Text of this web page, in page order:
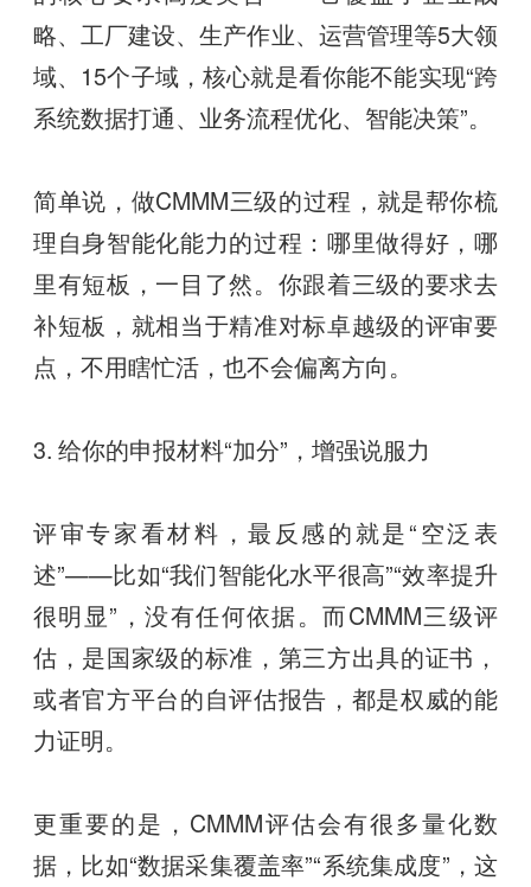
略、工厂建设、生产作业、运营管理等5大领
域、15个子域，核心就是看你能不能实现“跨
系统数据打通、业务流程优化、智能决策”。
简单说，做CMMM三级的过程，就是帮你梳
理自身智能化能力的过程：哪里做得好，哪
里有短板，一目了然。你跟着三级的要求去
补短板，就相当于精准对标卓越级的评审要
点，不用瞎忙活，也不会偏离方向。
3. 给你的申报材料“加分”，增强说服力
评审专家看材料，最反感的就是“空泛表
述”——比如“我们智能化水平很高”“效率提升
很明显”，没有任何依据。而CMMM三级评
估，是国家级的标准，第三方出具的证书，
或者官方平台的自评估报告，都是权威的能
力证明。
更重要的是，CMMM评估会有很多量化数
据，比如“数据采集覆盖率”“系统集成度”，这